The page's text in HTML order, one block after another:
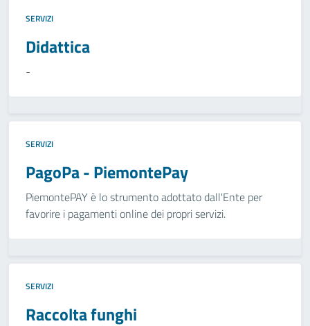
SERVIZI
Didattica
-
SERVIZI
PagoPa - PiemontePay
PiemontePAY è lo strumento adottato dall'Ente per
favorire i pagamenti online dei propri servizi.
SERVIZI
Raccolta funghi